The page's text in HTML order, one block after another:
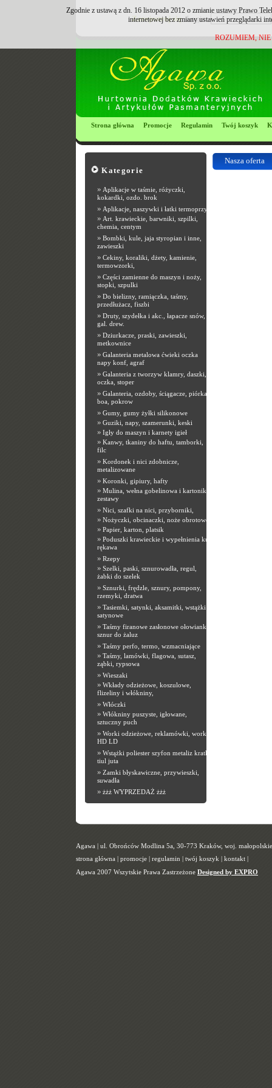
Zarejestruj się Login:
Strona główna Promocje Regulamin Twój koszyk
Kategorie
» Aplikacje w taśmie, różyczki,
kokardki, ozdo. brok
» Aplikacje, naszywki i łatki termoprzyle
» Art. krawieckie, barwniki, szpilki,
chemia, centym
» Bombki, kule, jaja styropian i inne,
zawieszki
» Cekiny, koraliki, dżety, kamienie,
termowzorki,
» Części zamienne do maszyn i noży,
stopki, szpulki
» Do bielizny, ramiączka, taśmy,
przedłużacz, fiszbi
» Druty, szydełka i akc., łapacze snów,
gal. drew.
» Dziurkacze, praski, zawieszki,
metkownice
» Galanteria metalowa ćwieki oczka
napy konf, agraf
» Galanteria z tworzyw klamry, daszki,
oczka, stoper
» Galanteria, ozdoby, ściągacze, piórka,
boa, pokrow
» Gumy, gumy żyłki silikonowe
» Guziki, napy, szamerunki, keski
» Igły do maszyn i karnety igieł
» Kanwy, tkaniny do haftu, tamborki,
filc
» Kordonek i nici zdobnicze,
metalizowane
» Koronki, gipiury, hafty
» Mulina, wełna gobelinowa i kartoniki,
zestawy
» Nici, szafki na nici, przyborniki,
» Nożyczki, obcinaczki, noże obrotowe
» Papier, karton, platsik
» Poduszki krawieckie i wypełnienia kuli
rękawa
» Rzepy
» Szelki, paski, sznurowadła, regul,
żabki do szelek
» Sznurki, frędzle, sznury, pompony,
rzemyki, dratwa
» Tasiemki, satynki, aksamitki, wstążki
satynowe
» Taśmy firanowe zasłonowe ołowianki,
sznur do żaluz
» Taśmy perfo, termo, wzmacniające
» Taśmy, lamówki, flagowa, sutasz,
ząbki, rypsowa
» Wieszaki
» Wkłady odzieżowe, koszulowe,
flizeliny i włókniny,
» Włóczki
» Włókniny puszyste, igłowane,
sztuczny puch
» Worki odzieżowe, reklamówki, worki
HD LD
» Wstążki poliester szyfon metaliz kratka
tiul juta
» Zamki błyskawiczne, przywieszki,
suwadła
» żżż WYPRZEDAŻ żżż
Nasza oferta
Agawa | ul. Obrońców Modlina 5a, 30-773 Kraków, woj.
strona główna
promocje regulamin twój koszyk kontakt
Agawa 2007 Wszytskie Prawa Zastrzeżone Designed by EXPRO
Zgodnie z ustawą z dn. 16 listopada 2012 o zmianie ustawy Prawo
internetowej bez zmiany ustawień przeglądarki
ROZUMIEM,